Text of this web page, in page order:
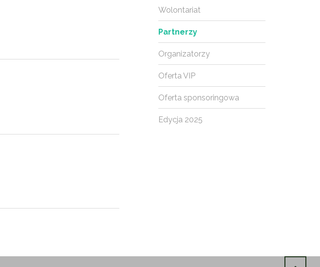
Wolontariat
Partnerzy
Organizatorzy
Oferta VIP
Oferta sponsoringowa
Edycja 2025